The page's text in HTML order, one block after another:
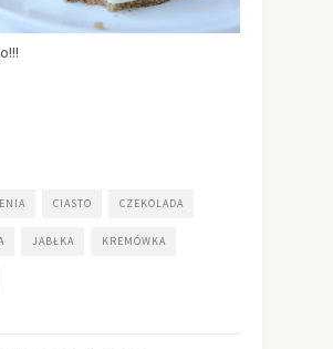
CIASTO CZEKOLADA
JABŁKA KREMÓWKA